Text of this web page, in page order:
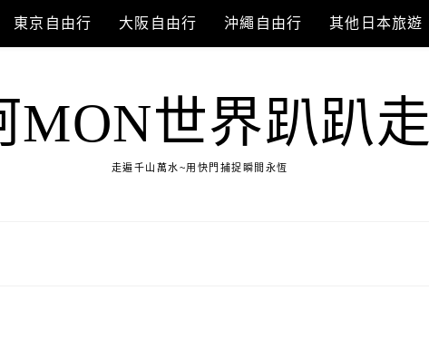
東京自由行 大阪自由行 沖繩自由行 其他日本旅遊
MON世界趴趴走
走遍千山萬水~用快門捕捉瞬間永恆